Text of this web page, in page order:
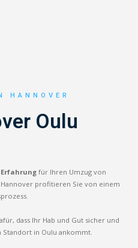
HANNOVER
Oulu
für Ihren Umzug von
profitieren Sie von einem
dass Ihr Hab und Gut sicher und
in Oulu ankommt.